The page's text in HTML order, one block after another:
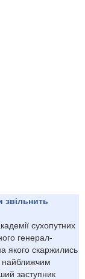
звільнить
сухопутних
генерал-
якого скаржились
найближчим
заступник